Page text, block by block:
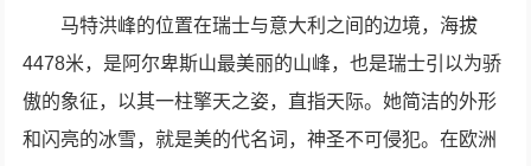
马特洪峰的位置在瑞士与意大利之间的边境，海拔
4478米，是阿尔卑斯山最美丽的山峰，也是瑞士引以为骄
傲的象征，以其一柱擎天之姿，直指天际。她简洁的外形
和闪亮的冰雪，就是美的代名词，神圣不可侵犯。在欧洲